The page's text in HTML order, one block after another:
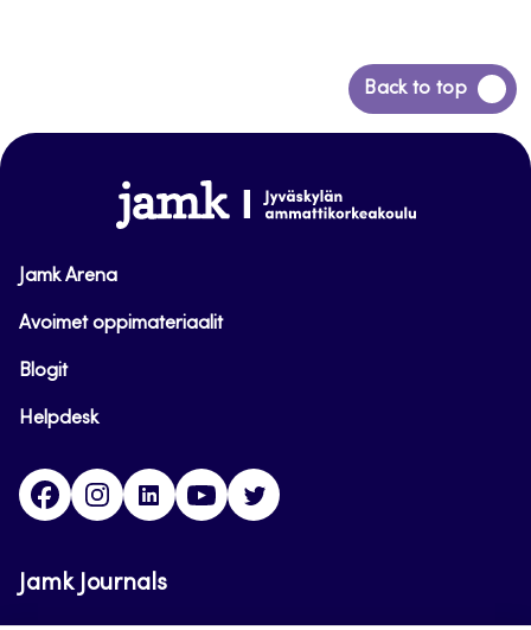
Back to top
Siirry
takaisin
www.jamk.fi
Jamk Arena
Avoimet oppimateriaalit
Blogit
Helpdesk
FacebookInstagram
LinkedInYoutube
Jamk Journals